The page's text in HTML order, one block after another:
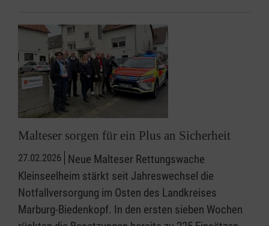
Malteser sorgen für ein Plus an Sicherheit
27.02.2026 Neue Malteser Rettungswache
Kleinseelheim stärkt seit Jahreswechsel die
Notfallversorgung im Osten des Landkreises
Marburg-Biedenkopf. In den ersten sieben Wochen